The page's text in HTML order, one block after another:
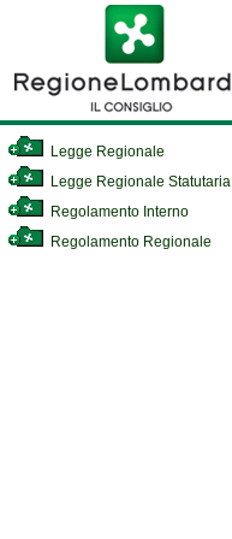
Legge Regionale
Legge Regionale Statutaria
Regolamento Interno
Regolamento Regionale